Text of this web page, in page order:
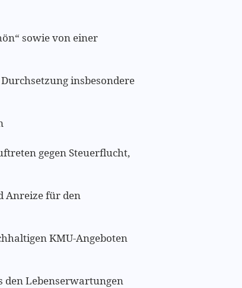
sowie von einer
insbesondere
gegen Steuerflucht,
Anreize für den
KMU-Angeboten
den Lebenserwartungen